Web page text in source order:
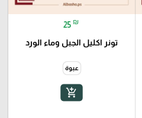
25 ₪
تونر اكليل الجبل وماء الورد
عبوة
add_shopping_cart